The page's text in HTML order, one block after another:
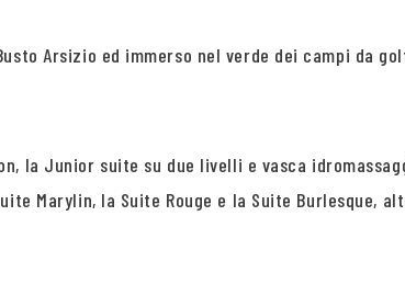
Arsizio ed immerso nel verde dei campi da
la Junior suite su due livelli e vasca
Marylin, la Suite Rouge e la Suite